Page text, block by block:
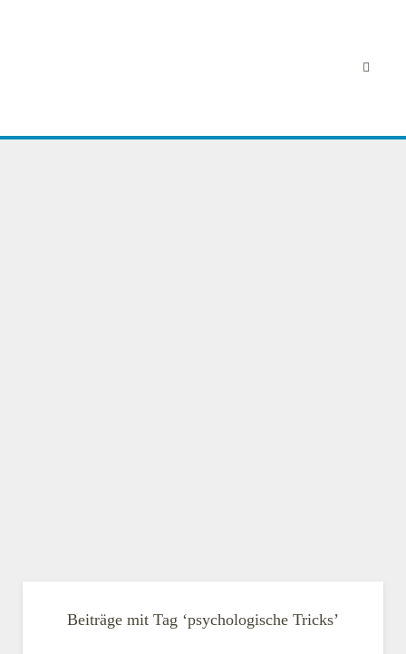
Beiträge mit Tag ‘psychologische Tricks’